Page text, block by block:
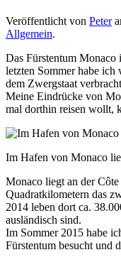
Veröffentlicht von Peter
Allgemein.
Das Fürstentum Monaco
letzten Sommer habe
dem Zwergstaat
Meine Eindrücke von
mal dorthin reisen wollt,
Im Hafen von Monaco
Monaco liegt an der
Quadratkilometern das
2014 leben dort ca.
ausländisch sind.
Im Sommer 2015 habe
Fürstentum besucht und